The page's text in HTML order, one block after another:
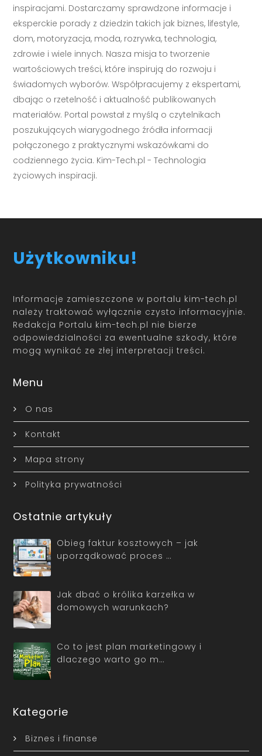
inspiracjami. Dostarczamy sprawdzone informacje i
eksperckie porady z dziedzin takich jak biznes, lifestyle,
dom, motoryzacja, moda, rozrywka, technologia,
zdrowie i wiele innych. Nasza misja to tworzenie
wartościowych treści, które inspirują do rozwoju i
świadomych wyborów. Współpracujemy z ekspertami,
dbając o rzetelność i aktualność publikowanych
materiałów. Portal powstał z myślą o czytelnikach
poszukujących wiarygodnego źródła informacji
połączonego z praktycznymi wskazówkami do
codziennego życia. Kim-Tech.pl - Technologia
życiowych inspiracji.
Użytkowniku!
Informacje zamieszczone w portalu kim-tech.pl
należy traktować wyłącznie czysto informacyjnie.
Redakcja Portalu kim-tech.pl nie bierze
odpowiedzialności za ewentualne szkody, które
mogą wynikać ze złej interpretacji treści.
Menu
O nas
Kontakt
Mapa strony
Polityka prywatności
Ostatnie artykuły
Obieg faktur kosztowych – jak
uporządkować proces …
Jak dbać o królika karzełka w
domowych warunkach?
Co to jest plan marketingowy i
dlaczego warto go m…
Kategorie
Biznes i finanse